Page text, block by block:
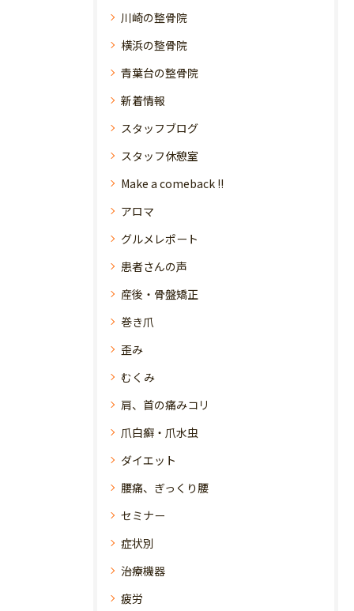
川崎の整骨院
横浜の整骨院
青葉台の整骨院
新着情報
スタッフブログ
スタッフ休憩室
Make a comeback !!
アロマ
グルメレポート
患者さんの声
産後・骨盤矯正
巻き爪
歪み
むくみ
肩、首の痛みコリ
爪白癬・爪水虫
ダイエット
腰痛、ぎっくり腰
セミナー
症状別
治療機器
疲労